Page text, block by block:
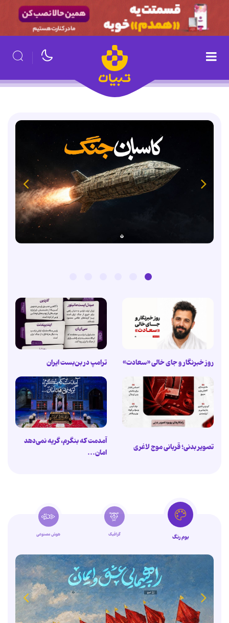
روز خبرنگار و جای خالی «سعادت» ترامپ در بن‌بست ایران
تصویر بدنی؛ قربانی موج لاغری
آمدمت که بنگرم، گریه نمی‌دهد
امان...
بوم رنگ گرافیک هوش مصنوعی